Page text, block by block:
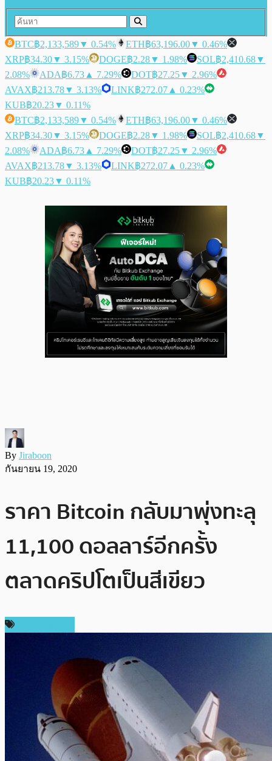
BTC฿2,133,589▼ 0.54% ETH฿63,196.00▼ 0.46%
XRP฿34.30▼ 3.15% DOGE฿2.28▼ 1.98% SOL฿2,410.68▼
2.08%
ADA฿6.73 ▲ 7.29% DOT฿27.25▼ 2.96%
AVAX฿213.78▼ 3.13% LINK฿272.07 ▲ 0.23%
KUB฿20.23▼ 0.11%
BTC฿2,133,589▼ 0.54% ETH฿63,196.00▼ 0.46%
XRP฿34.30▼ 3.15% DOGE฿2.28▼ 1.98% SOL฿2,410.68▼
2.08%
ADA฿6.73 ▲ 7.29% DOT฿27.25▼ 2.96%
AVAX฿213.78▼ 3.13% LINK฿272.07 ▲ 0.23%
KUB฿20.23▼ 0.11%
By Jiraboon
กันยายน 19, 2020
ราคา Bitcoin กลับมาพุ่งทะลุ
11,100 ดอลลาร์อีกครั้ง
ตลาดคริปโตเป็นสีเขียว